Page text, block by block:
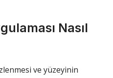
Nasıl
ve yüzeyinin